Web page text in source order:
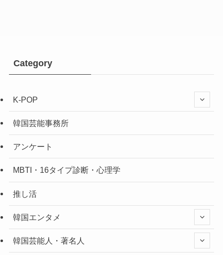
Category
K-POP
韓国芸能事務所
アンケート
MBTI・16タイプ診断・心理学
推し活
韓国エンタメ
韓国芸能人・著名人